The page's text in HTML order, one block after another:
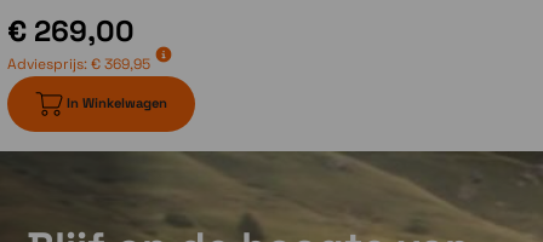
€ 269,00
Adviesprijs:€ 369,95
In Winkelwagen